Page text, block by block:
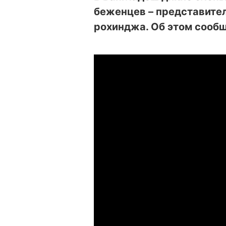
беженцев –
рохинджа. Об этом